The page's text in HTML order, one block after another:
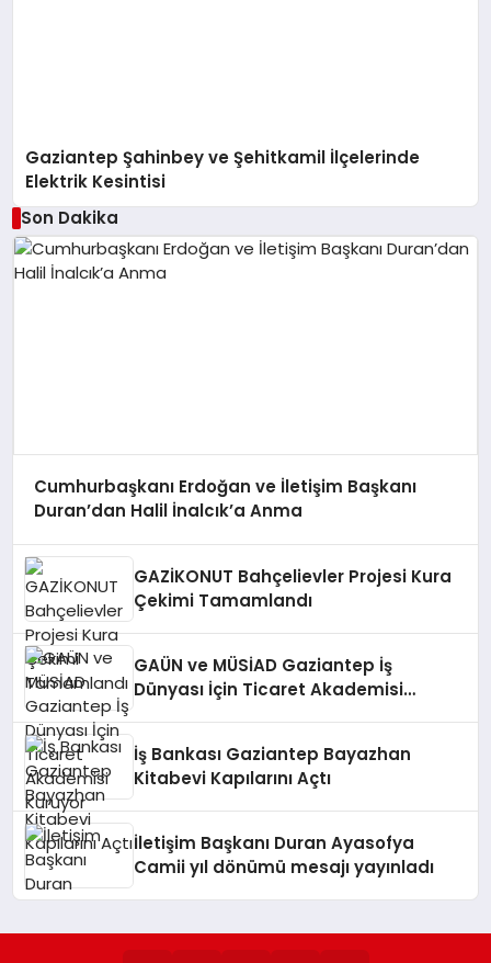
Gaziantep Şahinbey ve Şehitkamil İlçelerinde
Elektrik Kesintisi
Son Dakika
Cumhurbaşkanı Erdoğan ve İletişim Başkanı
Duran’dan Halil İnalcık’a Anma
GAZİKONUT Bahçelievler Projesi Kura
Çekimi Tamamlandı
GAÜN ve MÜSİAD Gaziantep İş
Dünyası İçin Ticaret Akademisi
İş Bankası Gaziantep Bayazhan
Kitabevi Kapılarını Açtı
İletişim Başkanı Duran Ayasofya
Camii yıl dönümü mesajı yayınladı